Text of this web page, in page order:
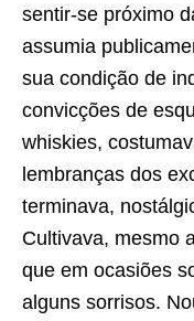
sentir-se próximo
assumia
sua condição de
convicções de
whiskies,
lembranças dos
terminava,
Cultivava, mesmo
que em ocasiões
alguns sorrisos.